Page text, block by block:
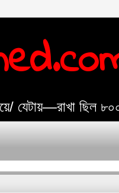
যেটায়—রাখা ছিল